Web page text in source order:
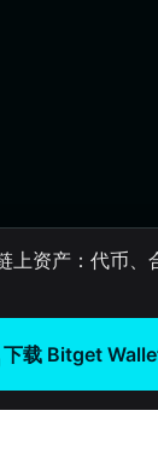
上资产：代币、
下载 Bitget